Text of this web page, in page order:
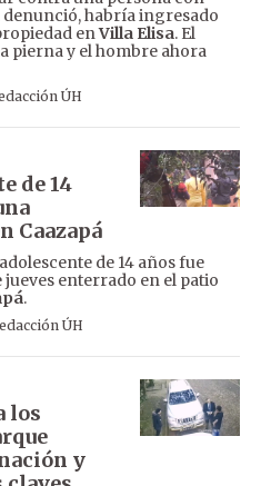
denunció, habría ingresado
enVilla Elisa. El
pierna y el hombre ahora
ÚH
de 14
Caazapá
de 14 años fue
jueves enterrado en el patio
.
ÚH
los
y